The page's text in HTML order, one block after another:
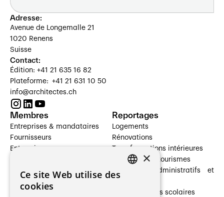
Adresse:
Avenue de Longemalle 21
1020 Renens
Suisse
Contact:
Édition: +41 21 635 16 82
Plateforme: +41 21 631 10 50
info@architectes.ch
Membres
Entreprises & mandataires
Fournisseurs
Entreprises
Architectes paysagistes
Architectes d'intérieur
Reportages
Logements
Rénovations
Transformations intérieures
Hôtelleries et tourismes
Bâtiments administratifs et
Établissements scolaires
×
Ce site Web utilise des
cookies